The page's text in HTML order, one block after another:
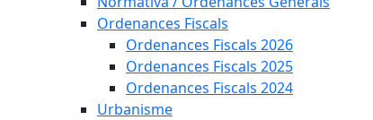
Ordenances Fiscals
Ordenances Fiscals 2026
Ordenances Fiscals 2025
Ordenances Fiscals 2024
Urbanisme